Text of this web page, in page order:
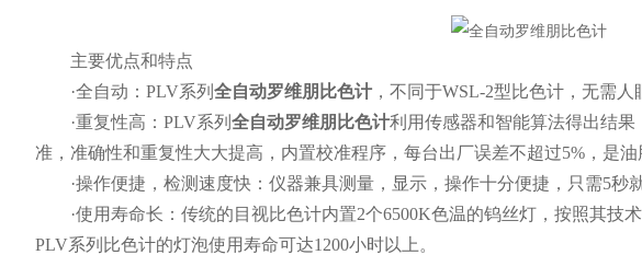
主要优点和特点
·全自动：PLV系列 全自动罗维朋比色计 ，不同于WSL-2型比色计，无需
·重复性高：PLV系列 全自动罗维朋比色计利用传感器和智能算法得出结
准，准确性和重复性大大提高，内置校准程序，每台出厂误差不超过5%，是油
·操作便捷，检测速度快：仪器兼具测量，显示，操作十分便捷，只需5秒就
·使用寿命长：传统的目视比色计内置2个6500K色温的钨丝灯，按照其技术
PLV系列比色计的灯泡使用寿命可达1200小时以上。